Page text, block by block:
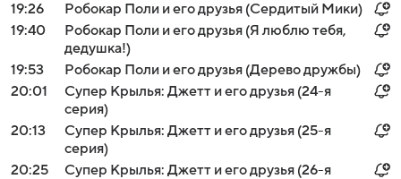
19:26
Робокар Поли и его друзья (Сердитый Мики)
19:40
Робокар Поли и его друзья (Я люблю тебя,
дедушка!)
19:53
Робокар Поли и его друзья (Дерево дружбы)
20:01
Супер Крылья: Джетт и его друзья (24-я
серия)
20:13
Супер Крылья: Джетт и его друзья (25-я
серия)
20:25
Супер Крылья: Джетт и его друзья (26-я